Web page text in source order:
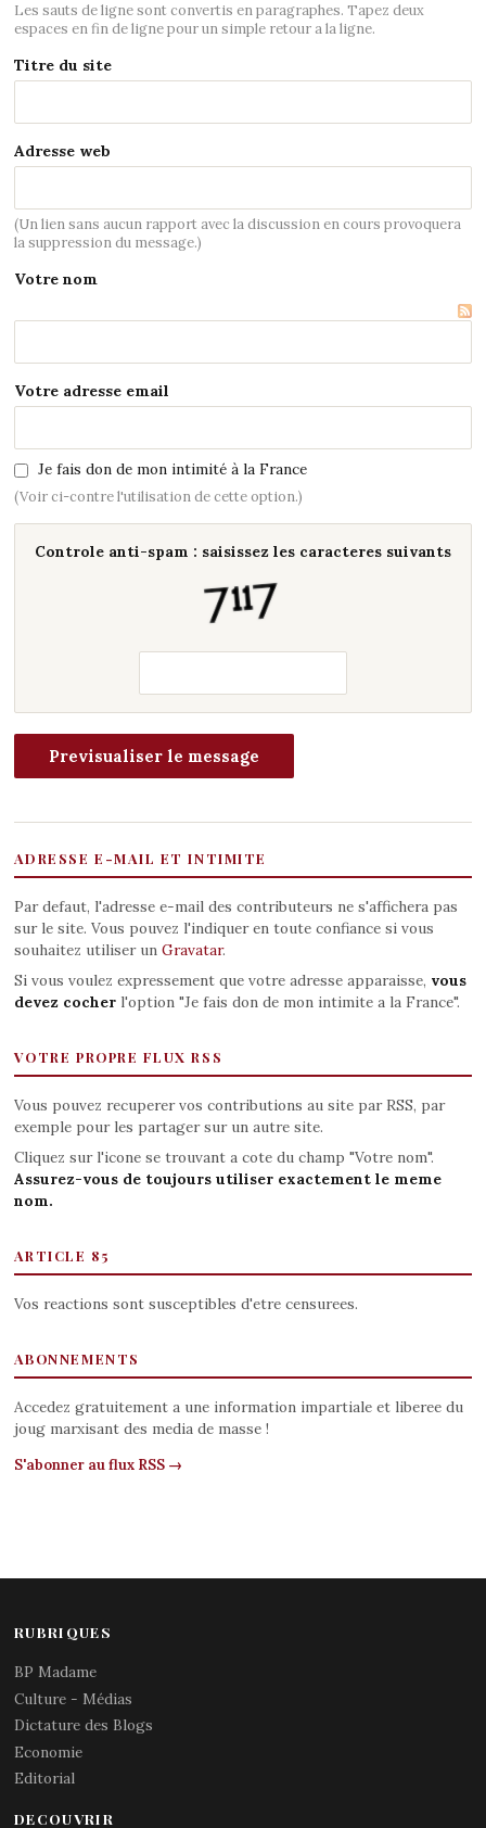
Les sauts de ligne sont convertis en paragraphes. Tapez deux
espaces en fin de ligne pour un simple retour a la ligne.
Titre du site
Adresse web
(Un lien sans aucun rapport avec la discussion en cours provoquera
la suppression du message.)
Votre nom
Votre adresse email
Je fais don de mon intimité à la France
(Voir ci-contre l'utilisation de cette option.)
Controle anti-spam : saisissez les caracteres suivants
ADRESSE E-MAIL ET INTIMITE
Par defaut, l'adresse e-mail des contributeurs ne s'affichera pas
sur le site. Vous pouvez l'indiquer en toute confiance si vous
souhaitez utiliser un Gravatar.
Si vous voulez expressement que votre adresse apparaisse, vous
devez cocherl'option "Je fais don de mon intimite a la France".
VOTRE PROPRE FLUX RSS
Vous pouvez recuperer vos contributions au site par RSS, par
exemple pour les partager sur un autre site.
Cliquez sur l'icone se trouvant a cote du champ "Votre nom".
Assurez-vous de toujours utiliser exactement le meme
nom.
ARTICLE 85
Vos reactions sont susceptibles d'etre censurees.
ABONNEMENTS
Accedez gratuitement a une information impartiale et liberee du
joug marxisant des media de masse !
S'abonner au flux RSS →
RUBRIQUES
BP Madame
Culture - Médias
Dictature des Blogs
Economie
Editorial
DECOUVRIR